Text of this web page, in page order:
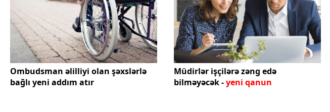
Ombudsman əlilliyi olan şəxslərlə
bağlı yeni addım atır
Müdirlər işçilərə zəng edə
bilməyəcək -yeni qanun